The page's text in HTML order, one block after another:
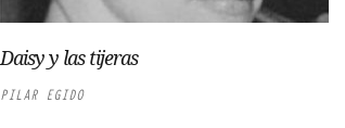
Daisy y las tijeras
PILAR EGIDO